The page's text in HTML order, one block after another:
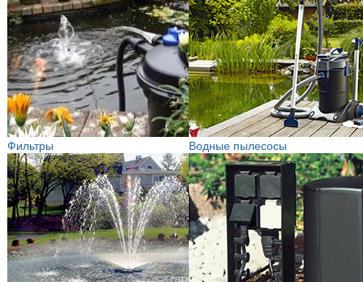
Фильтры Водные пылесосы